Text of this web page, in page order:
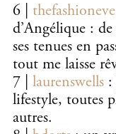
6 |
d’Angélique :
ses tenues en
tout me laisse
7 | laurenswells :
lifestyle, toutes
autres.